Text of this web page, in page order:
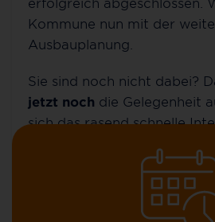
Kommune nun mit der
Ausbauplanung.
Sie sind noch nicht dabei?
jetzt noch die Gelegenheit
sich das rasend schnelle
Sie möchten mehr über 100
Zuhause (FTTH), über
Sie wollen schon einen